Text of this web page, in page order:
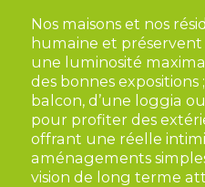
Nos maisons et nos
humaine et préservent
une luminosité
des bonnes expositions
balcon, d’une loggia
pour profiter des
offrant une réelle
aménagements
vision de long terme